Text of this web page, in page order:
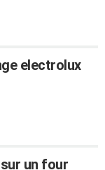
electrolux
un four